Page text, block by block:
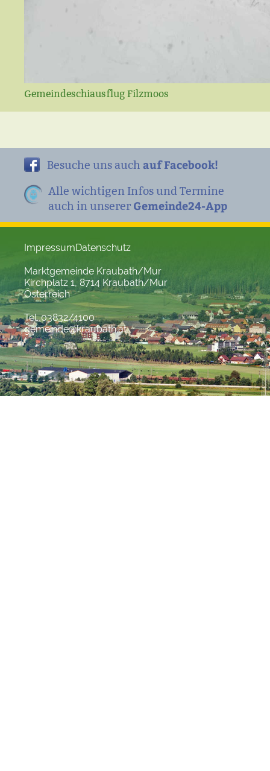
Gemeindeschiausflug Filzmoos
Besuche uns auch auf Facebook!
Alle wichtigen Infos und Termine
auch in unserer Gemeinde24-App
ImpressumDatenschutz
Marktgemeinde Kraubath/Mur
Kirchplatz 1, 8714 Kraubath/Mur
Österreich
Tel. 03832/4100
gemeinde@kraubath.at